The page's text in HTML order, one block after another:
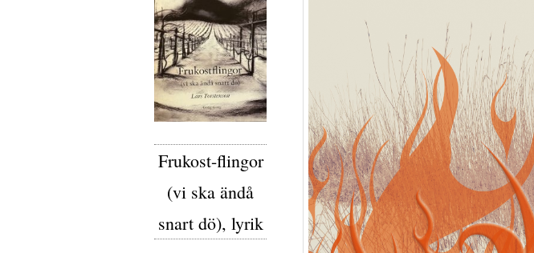
Frukost-flingor
(vi ska ändå
snart dö), lyrik